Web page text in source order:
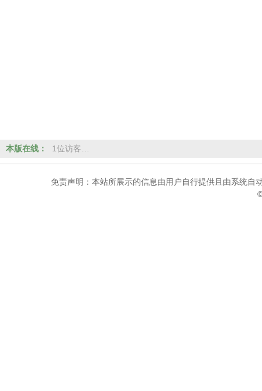
本版在线： 1位访客…
免责声明：本站所展示的信息由用户自行提供且由系统